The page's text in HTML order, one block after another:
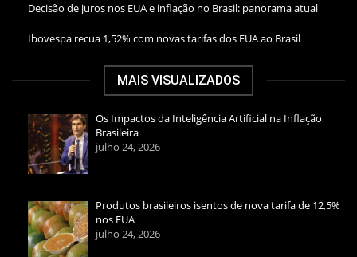
Decisão de juros nos EUA e inflação no Brasil: panorama atual
Ibovespa recua 1,52% com novas tarifas dos EUA ao Brasil
MAIS VISUALIZADOS
Os Impactos da Inteligência Artificial na Inflação
Brasileira
julho 24, 2026
Produtos brasileiros isentos de nova tarifa de 12,5%
nos EUA
julho 24, 2026